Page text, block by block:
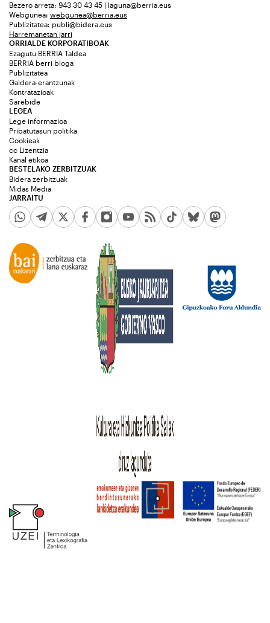
Bezero arreta: 943 30 43 45 | laguna@berria.eus
Webgunea: webgunea@berria.eus
Publizitatea: publi@bidera.eus
Harremanetan jarri
ORRIALDE KORPORATIBOAK
Ezagutu BERRIA Taldea
BERRIA berri bloga
Publizitatea
Galdera-erantzunak
Kontratazioak
Sarebide
JARRAITU
LEGEA
Lege informazioa
Pribatutasun politika
Cookieak
cc Lizentzia
Kanal etikoa
BESTELAKO ZERBITZUAK
Bidera zerbitzuak
Midas Media